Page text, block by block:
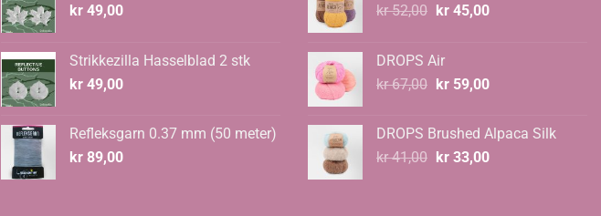
kr 49,00
Strikkezilla Hasselblad 2 stk
kr 49,00
Refleksgarn 0.37 mm (50 meter)
kr 89,00
kr52,00 Opprinnelig
kr 52,00.
kr45,00Nåværende
DROPS Air
kr67,00 Opprinnelig
kr 67,00.
kr59,00Nåværende
kr 59,00.
DROPS Brushed Alpaca Silk
kr41,00 Opprinnelig
kr33,00Nåværende